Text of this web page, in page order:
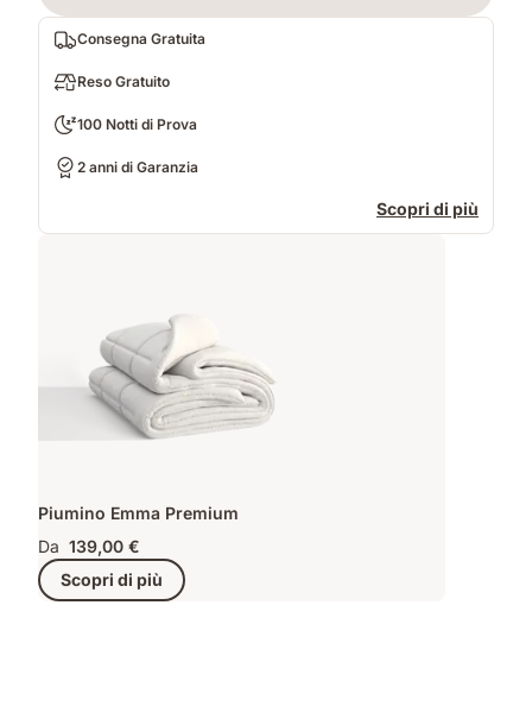
Consegna Gratuita
Reso Gratuito
100 Notti di Prova
2 anni di Garanzia
Scopri di più
Piumino Emma Premium
Da 139,00 €
Scopri di più